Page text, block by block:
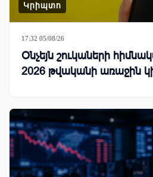
Կրիպտո
17:32 05/08/26
Օնչեյն շուկաների
2026 թվականի առաջին